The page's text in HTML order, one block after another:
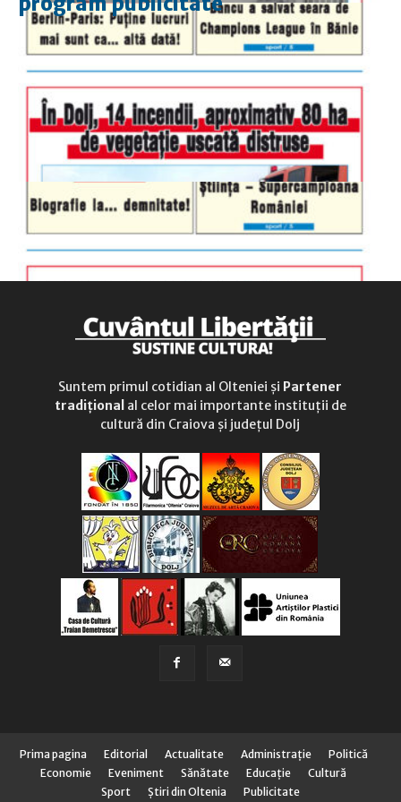
luni-vineri
9.00 - 17.00
duminică
9.00 - 12.00
Suntem primul cotidian al Olteniei și Partener
tradițional al celor mai importante instituții de
cultură din Craiova și județul Dolj
Prima pagina Editorial Actualitate Administraţie
Politică
Economie
Eveniment Sănătate Educaţie
Cultură
Sport
Știri din Oltenia Publicitate